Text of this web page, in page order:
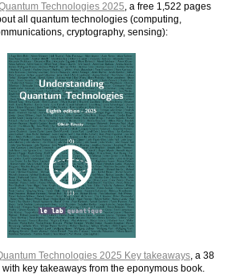
Technologies 2025 , a free 1,522 pages
all quantum technologies (computing,
cryptography, sensing):
Technologies 2025 Key takeaways, a 38
key takeaways from the eponymous book.